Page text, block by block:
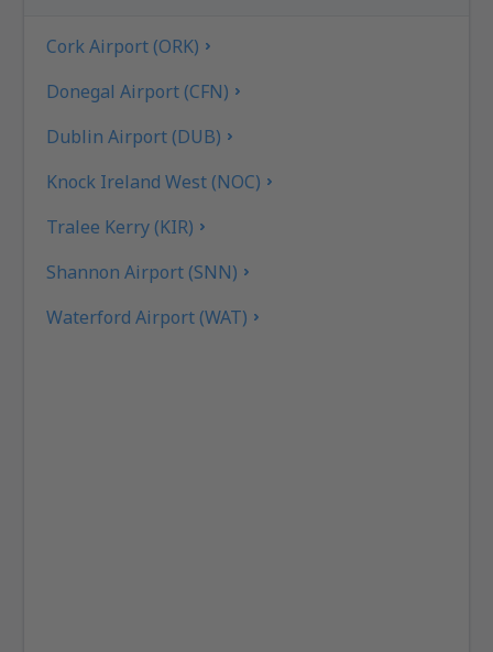
Cork Airport (ORK)
Donegal Airport (CFN)
Dublin Airport (DUB)
Knock Ireland West (NOC)
Tralee Kerry (KIR)
Shannon Airport (SNN)
Waterford Airport (WAT)